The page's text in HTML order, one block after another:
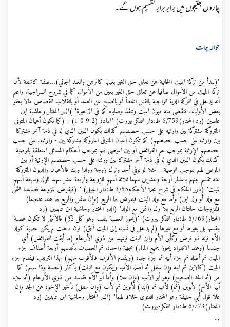
چاروں بھتیجوں میں برابر برابر تقسیم ہوں گے۔
حوالہ جات
"(يبدأ من تركة الميت الخالية عن تعلق حق الغير بعينها كالرهن والعبد الجاني)…صفة كاشفة لأن
تركه الميت من الأموال صافيا عن تعلق حق الغير بعين من الأموال كما في شروح السراجية. واعلم
أنه يدخل في التركة الدية الواجبة بالقتل الخطأ أو بالصلح عن العمد أو بانقلاب القصاص مالا بعفو
بعض الأولياء، فتقضى منه ديون الميت وتنفذ وصاياه كما في الذخيرة" )الدر المختار وحاشية ابن
عابدين (رد المحتار)6/759 ط:دار الفکر-بیروت) "المادة (2 9 0 1) - (كما تكون أعيان المتوفى
المتروكة مشتركة بين وارثيه على حسب حصصهم كذلك يكون الدين الذي له في ذمة آخر مشتركا
بين وارثيه على حسب حصصهم) كما تكون أعيان المتوفى المتروكة مشتركة بين - وارثيه، على حسب
حصصهم الإرثية بموجب علم الفرائض أو بين الموصى لهم بموجب أحكام المسائل المتعلقة بالوصية
كذلك يكون الدين الذي له في ذمة آخر مشتركا بين ورثته على حسب حصصهم الإرثية أو بين
الموصى لهم بموجب الوصية… مثلا لو توفي أحد وترك زوجة وولدا وبنتا فالأعيان والديون المتروكة
عنه تقسم بينهم باعتبار أربعة وعشرين سهما ثلاثة أسهم للزوجة وأربعة عشر سهما للولد وسبعة أسهم
للبنت" (درر الحكام في شرح مجلة الأحكام3/55 ط:دار الجیل) " (فيفرض للزوجة فصاعدا الثمن
مع ولد أو ولد ابن) وأما مع ولد البنت فيفرض لها الربع (وإن سفل والربع لها عند عدمهما)
فللزوجات حالتان الربع بلا ولد والثمن مع الولد" (الدر المختار وحاشية ابن عابدين (رد
المحتار)6/769 ط:دار الفکر-بیروت) "(يحوز العصبة بنفسه وهو كل ذكر) فالأنثى لا تكون عصبة
بنفسها بل بغيرها أو مع غيرها (لم يدخل في نسبته إلى الميت أنثى) فإن دخلت لم يكن عصبة كولد
الأم فإنه ذو فرض وكأبي الأم وابن البنت فإنهما من ذوي الأرحام (ما أبقت الفرائض) أي
جنسها (وعند الانفراد يحوز جميع المال) بجهة واحدة. ثم العصبات بأنفسهم أربعة أصناف جزء
الميت ثم أصله ثم جزء أبيه ثم جزء جده (ويقدم الأقرب فالأقرب منهم) بهذا الترتيب فيقدم جزء
الميت (كالابن ثم ابنه وإن سفل ثم أصله الأب ويكون مع البنت) بأكثر (عصبة وذا سهم) كما
مر (ثم الجد الصحيح) وهو أبو الأب (وإن علا) وأما أبو الأم ففاسد من ذوي الأرحام (ثم جزء
أبيه الأخ) لأبوين (ثم) لأب ثم (ابنه) لأبوين ثم لأب (وإن سفل) تأخير الإخوة عن الجد وإن
علا قول أبي حنيفة وهو المختار للفتوى خلافا لهما" (الدر المختار وحاشية ابن عابدين (رد
المحتار)6/773 ط:دار الفکر-بیروت)
..